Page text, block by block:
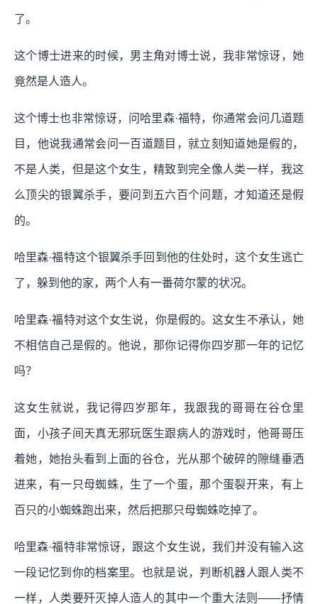
了。
这个博士进来的时候，男主角对博士说，我非常惊讶，她
竟然是人造人。
这个博士也非常惊讶，问哈里森·福特，你通常会问几道题
目，他说我通常会问一百道题目，就立刻知道她是假的，
不是人类，但是这个女生，精致到完全像人类一样，我这
么顶尖的银翼杀手，要问到五六百个问题，才知道还是假
的。
哈里森·福特这个银翼杀手回到他的住处时，这个女生逃亡
了，躲到他的家，两个人有一番荷尔蒙的状况。
哈里森·福特对这个女生说，你是假的。这女生不承认，她
不相信自己是假的。他说，那你记得你四岁那一年的记忆
吗？
这女生就说，我记得四岁那年，我跟我的哥哥在谷仓里
面，小孩子间天真无邪玩医生跟病人的游戏时，他哥哥压
着她，她抬头看到上面的谷仓，光从那个破碎的隙缝垂洒
进来，有一只母蜘蛛，生了一个蛋，那个蛋裂开来，有上
百只的小蜘蛛跑出来，然后把那只母蜘蛛吃掉了。
哈里森·福特非常惊讶，跟这个女生说，我们并没有输入这
一段记忆到你的档案里。也就是说，判断机器人跟人类不
一样，人类要歼灭掉人造人的其中一个重大法则——抒情